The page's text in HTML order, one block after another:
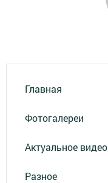
Главная
Фотогалереи
Актуальное видео
Разное